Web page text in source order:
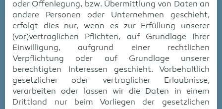
oder Offenlegung, bzw. Übermittlung von Daten an
andere Personen oder Unternehmen geschieht,
erfolgt dies nur, wenn es zur Erfüllung unserer
(vor)vertraglichen Pflichten, auf Grundlage Ihrer
Einwilligung, aufgrund einer rechtlichen
Verpflichtung oder auf Grundlage unserer
berechtigten Interessen geschieht. Vorbehaltlich
gesetzlicher oder vertraglicher Erlaubnisse,
verarbeiten oder lassen wir die Daten in einem
Drittland nur beim Vorliegen der gesetzlichen